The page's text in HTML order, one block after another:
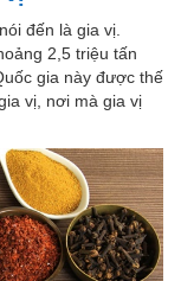
đến là gia vị.
2,5 triệu tấn
gia này được thế
vị, nơi mà gia vị